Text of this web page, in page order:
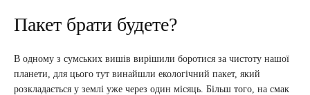
Пакет брати будете?
В одному з сумських вишів вирішили боротися за чистоту нашої
планети, для цього тут винайшли екологічний пакет, який
розкладається у землі уже через один місяць. Більш того, на смак